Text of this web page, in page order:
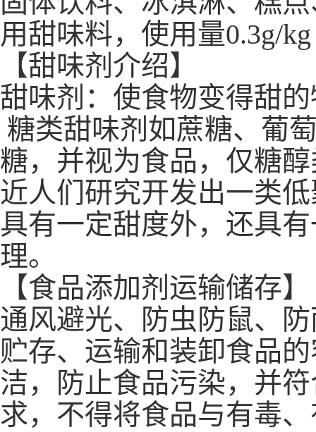
用甜味料，使用量0.3g/kg
【甜味剂介绍】
甜味剂：使食物变得甜
糖类甜味剂如蔗糖、葡
糖，并视为食品，仅糖
近人们研究开发出一类
具有一定甜度外，还具
理。
【食品添加剂运输储存】
通风避光、防虫防鼠、
贮存、运输和装卸食品
洁，防止食品污染，并
求，不得将食品与有毒